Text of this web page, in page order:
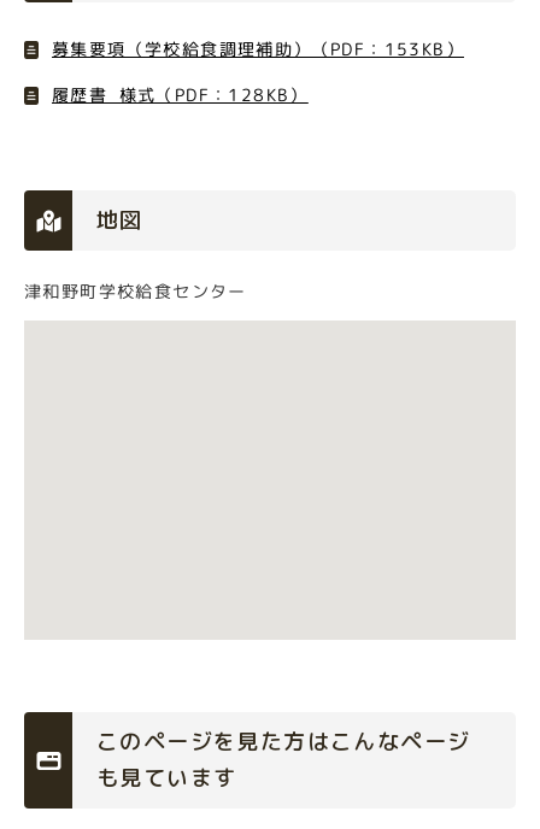
募集要項（学校給食調理補助）（PDF：153KB）
履歴書_様式（PDF：128KB）
地図
津和野町学校給食センター
このページを見た方はこんなページ
も見ています